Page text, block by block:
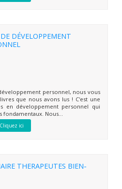
DÉVELOPPEMENT
personnel, nous vous
que nous avons lus ! C'est une
en développement personnel qui
Nous...
Cliquez ici
THERAPEUTES BIEN-